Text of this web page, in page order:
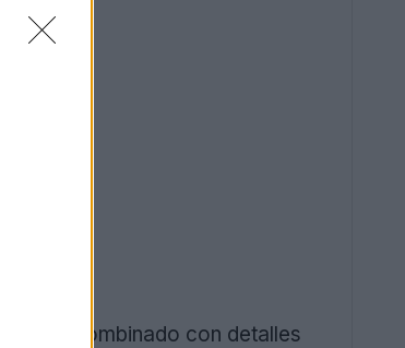
combinado con detalles